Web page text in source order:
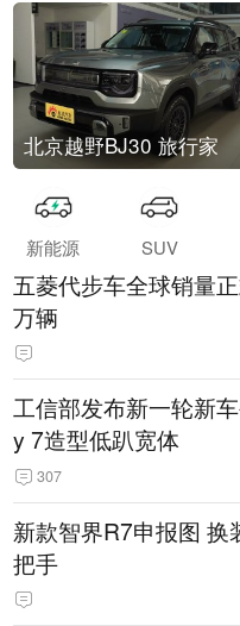
北京越野BJ30 旅行家
新能源 SUV
五菱代步车全球销量
万辆
工信部发布新一轮新
y 7造型低趴宽体
307
新款智界R7申报图 换
把手